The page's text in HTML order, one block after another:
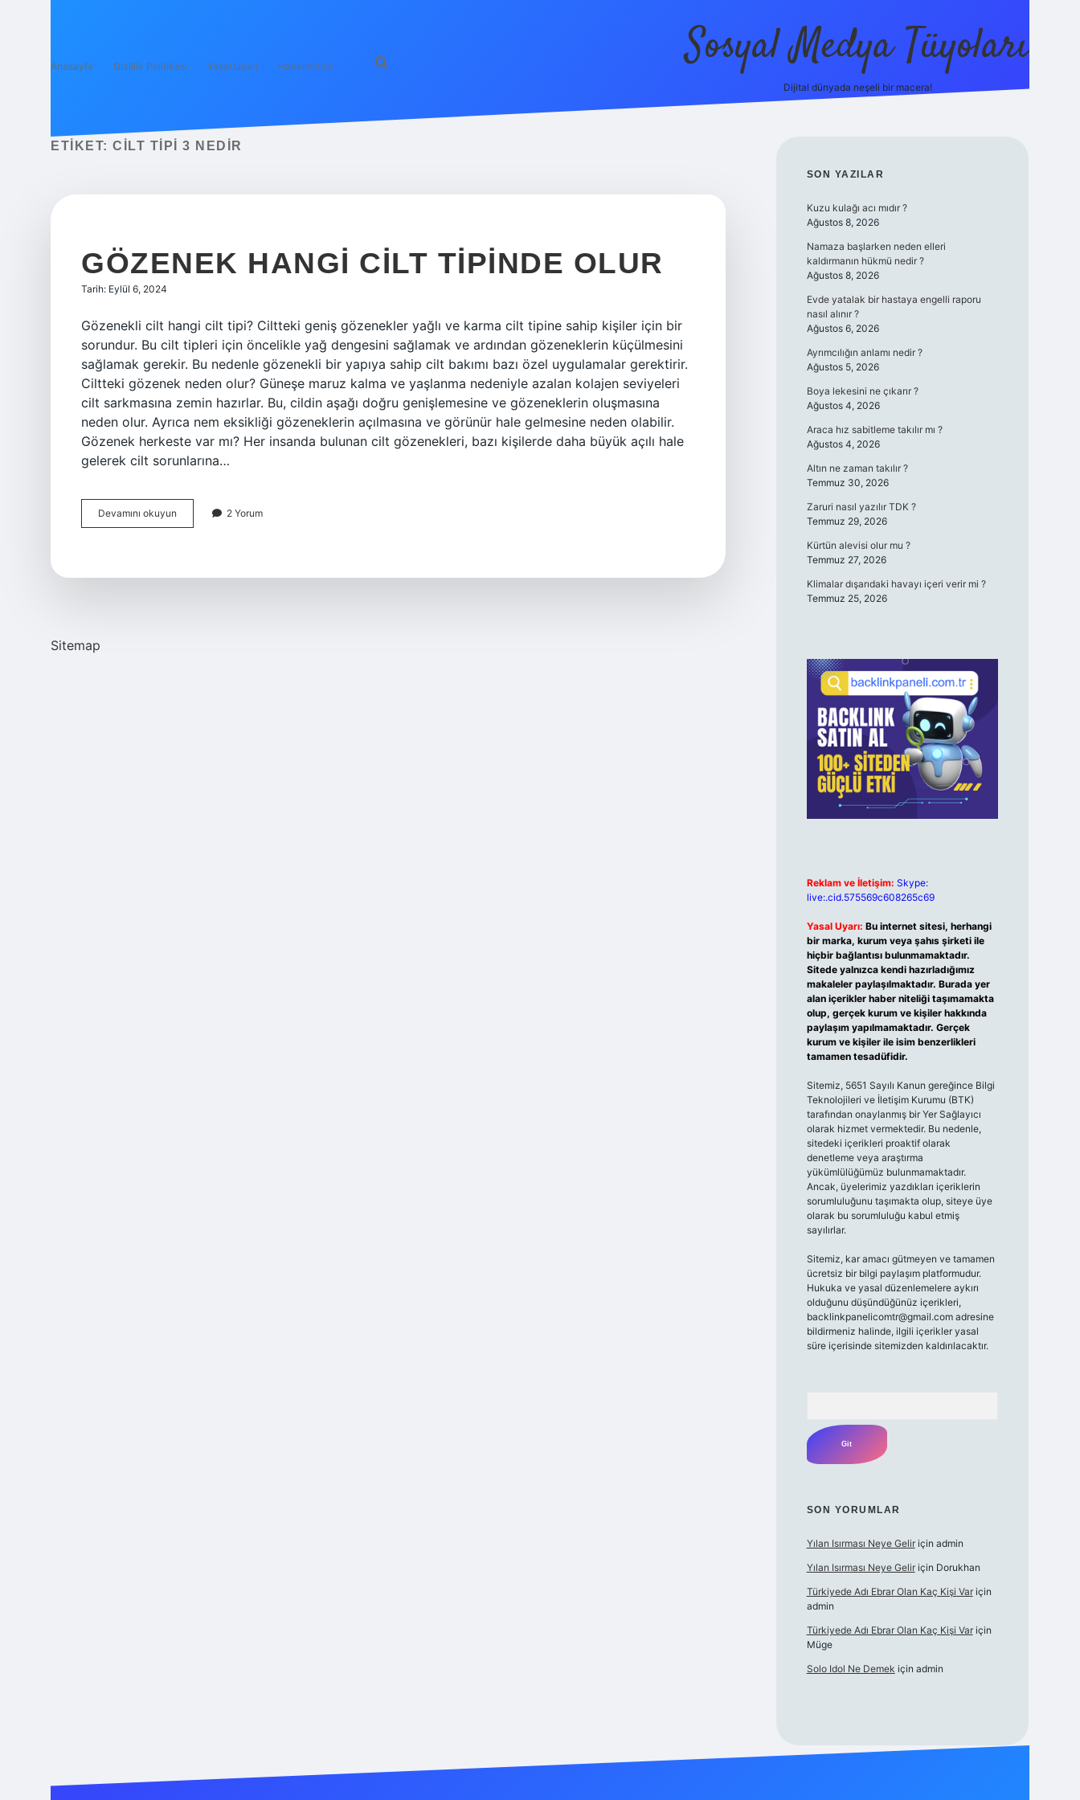
Anasayfa Gizlilik Politikası Yasal Uyarı Hakkımızda Sosyal Medya Tüyoları
Dijital dünyada neşeli bir macera!
ETIKET: CILT TIPI 3 NEDIR
GÖZENEK HANGI CILT TIPINDE OLUR
Tarih: Eylül 6, 2024
Gözenekli cilt hangi cilt tipi? Ciltteki geniş gözenekler yağlı ve karma cilt tipine sahip kişiler için bir
sorundur. Bu cilt tipleri için öncelikle yağ dengesini sağlamak ve ardından gözeneklerin küçülmesini
sağlamak gerekir. Bu nedenle gözenekli bir yapıya sahip cilt bakımı bazı özel uygulamalar gerektirir.
Ciltteki gözenek neden olur? Güneşe maruz kalma ve yaşlanma nedeniyle azalan kolajen seviyeleri
cilt sarkmasına zemin hazırlar. Bu, cildin aşağı doğru genişlemesine ve gözeneklerin oluşmasına
neden olur. Ayrıca nem eksikliği gözeneklerin açılmasına ve görünür hale gelmesine neden olabilir.
Gözenek herkeste var mı? Her insanda bulunan cilt gözenekleri, bazı kişilerde daha büyük açılı hale
gelerek cilt sorunlarına…
Devamını okuyun Gözenek
Hangi
2 Yorum
Sitemap
SIDEBAR
SON YAZILAR
Kuzu kulağı acı mıdır ?
Ağustos 8, 2026
Namaza başlarken neden elleri
kaldırmanın hükmü nedir ?
Ağustos 8, 2026
Evde yatalak bir hastaya engelli raporu
nasıl alınır ?
Ağustos 6, 2026
Ayrımcılığın anlamı nedir ?
Ağustos 5, 2026
Boya lekesini ne çıkarır ?
Ağustos 4, 2026
Araca hız sabitleme takılır mı ?
Ağustos 4, 2026
Altın ne zaman takılır ?
Temmuz 30, 2026
Zaruri nasıl yazılır TDK ?
Temmuz 29, 2026
Kürtün alevisi olur mu ?
Temmuz 27, 2026
Klimalar dışarıdaki havayı içeri verir mi ?
Temmuz 25, 2026
Reklam ve İletişim: Skype:
live:.cid.575569c608265c69
Yasal Uyarı: Bu internet sitesi, herhangi
bir marka, kurum veya şahıs şirketi ile
hiçbir bağlantısı bulunmamaktadır.
Sitede yalnızca kendi hazırladığımız
makaleler paylaşılmaktadır. Burada yer
alan içerikler haber niteliği taşımamakta
olup, gerçek kurum ve kişiler hakkında
paylaşım yapılmamaktadır. Gerçek
kurum ve kişiler ile isim benzerlikleri
tamamen tesadüfidir.
Sitemiz, 5651 Sayılı Kanun gereğince Bilgi
Teknolojileri ve İletişim Kurumu (BTK)
tarafından onaylanmış bir Yer Sağlayıcı
olarak hizmet vermektedir. Bu nedenle,
sitedeki içerikleri proaktif olarak
denetleme veya araştırma
yükümlülüğümüz bulunmamaktadır.
Ancak, üyelerimiz yazdıkları içeriklerin
sorumluluğunu taşımakta olup, siteye üye
olarak bu sorumluluğu kabul etmiş
sayılırlar.
Sitemiz, kar amacı gütmeyen ve tamamen
ücretsiz bir bilgi paylaşım platformudur.
Hukuka ve yasal düzenlemelere aykırı
olduğunu düşündüğünüz içerikleri,
backlinkpanelicomtr@gmail.comadresine
bildirmeniz halinde, ilgili içerikler yasal
süre içerisinde sitemizden kaldırılacaktır.
SON YORUMLAR
Yılan Isırması Neye Geliriçin admin
Yılan Isırması Neye Geliriçin Dorukhan
Türkiyede Adı Ebrar Olan Kaç Kişi Variçin
admin
Türkiyede Adı Ebrar Olan Kaç Kişi Variçin
Müge
Solo Idol Ne Demek için admin